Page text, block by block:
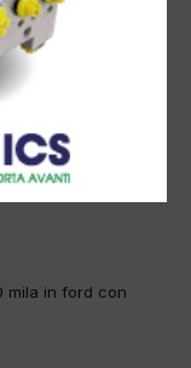
fuma molto i
non sa se ripararla
si spende
mi da P0167
macchina ha la
mila in ford con